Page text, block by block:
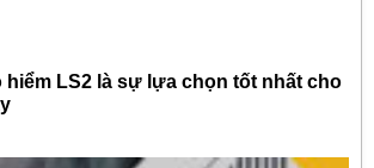
hiểm LS2 là sự lựa chọn tốt nhất cho